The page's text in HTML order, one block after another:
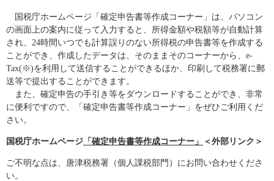
国税庁ホームページ「確定申告書等作成コーナー」は、パソコン
の画面上の案内に従って入力すると、所得金額や税額等が自動計算
され、24時間いつでも計算誤りのない所得税の申告書等を作成する
ことができ、作成したデータは、そのままそのコーナーから、e-
Tax(※)を利用して送信することができるほか、印刷して税務署に郵
送等で提出することができます。
また、確定申告の手引き等をダウンロードすることができ、非常
に便利ですので、「確定申告書等作成コーナー」をぜひご利用くだ
さい。
国税庁ホームページ 「確定申告書等作成コーナー」 ＜外部リンク＞
ご不明な点は、唐津税務署（個人課税部門）にお問い合わせくださ
い。